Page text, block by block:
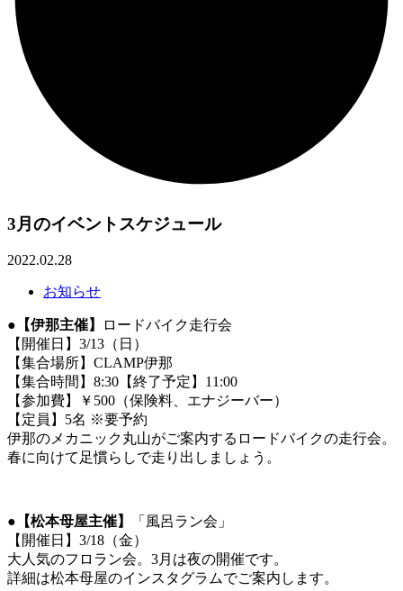
3月のイベントスケジュール
2022.02.28
お知らせ
● 【伊那主催】
ロードバイク走行会
【開催日】3/13（日）
【集合場所】CLAMP伊那
【集合時間】8:30【終了予定】11:00
【参加費】￥500（保険料、エナジーバー）
【定員】5名 ※要予約
伊那のメカニック丸山がご案内するロードバイクの走行会。
春に向けて足慣らしで走り出しましょう。
● 【松本母屋主催】
「風呂ラン会」
【開催日】3/18（金）
大人気のフロラン会。3月は夜の開催です。
詳細は松本母屋のインスタグラムでご案内します。